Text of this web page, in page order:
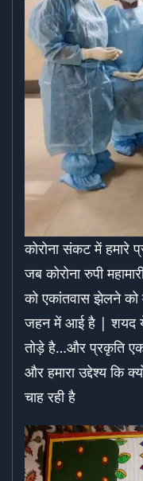
कोरोना संकट में हमारे
जब कोरोना रुपी
को एकांतवास झेलने को
जहन में आई है | शयद
तोड़े है…और प्रकृति एक
और हमारा उद्देश्य कि
चाह रही है